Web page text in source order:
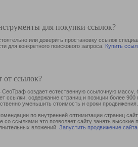
для покупки ссылок?
или доверить простановку ссылок
для конкретного поискового запроса. Купить
от ссылок?
создает естественную ссылочную
ссылки, содержание страниц и позиции более
уменьшить стоимость и сроки продвижения.
по внутренней оптимизации страниц
со ссылками это позволяет сайту занять
вложений. Запустить продвижение сайта